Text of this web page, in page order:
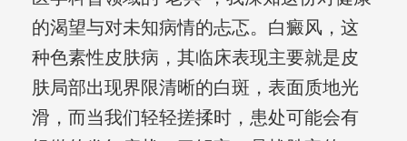
的渴望与对未知病情的忐忑。白癜风，这
种色素性皮肤病，其临床表现主要就是皮
肤局部出现界限清晰的白斑，表面质地光
滑，而当我们轻轻搓揉时，患处可能会有